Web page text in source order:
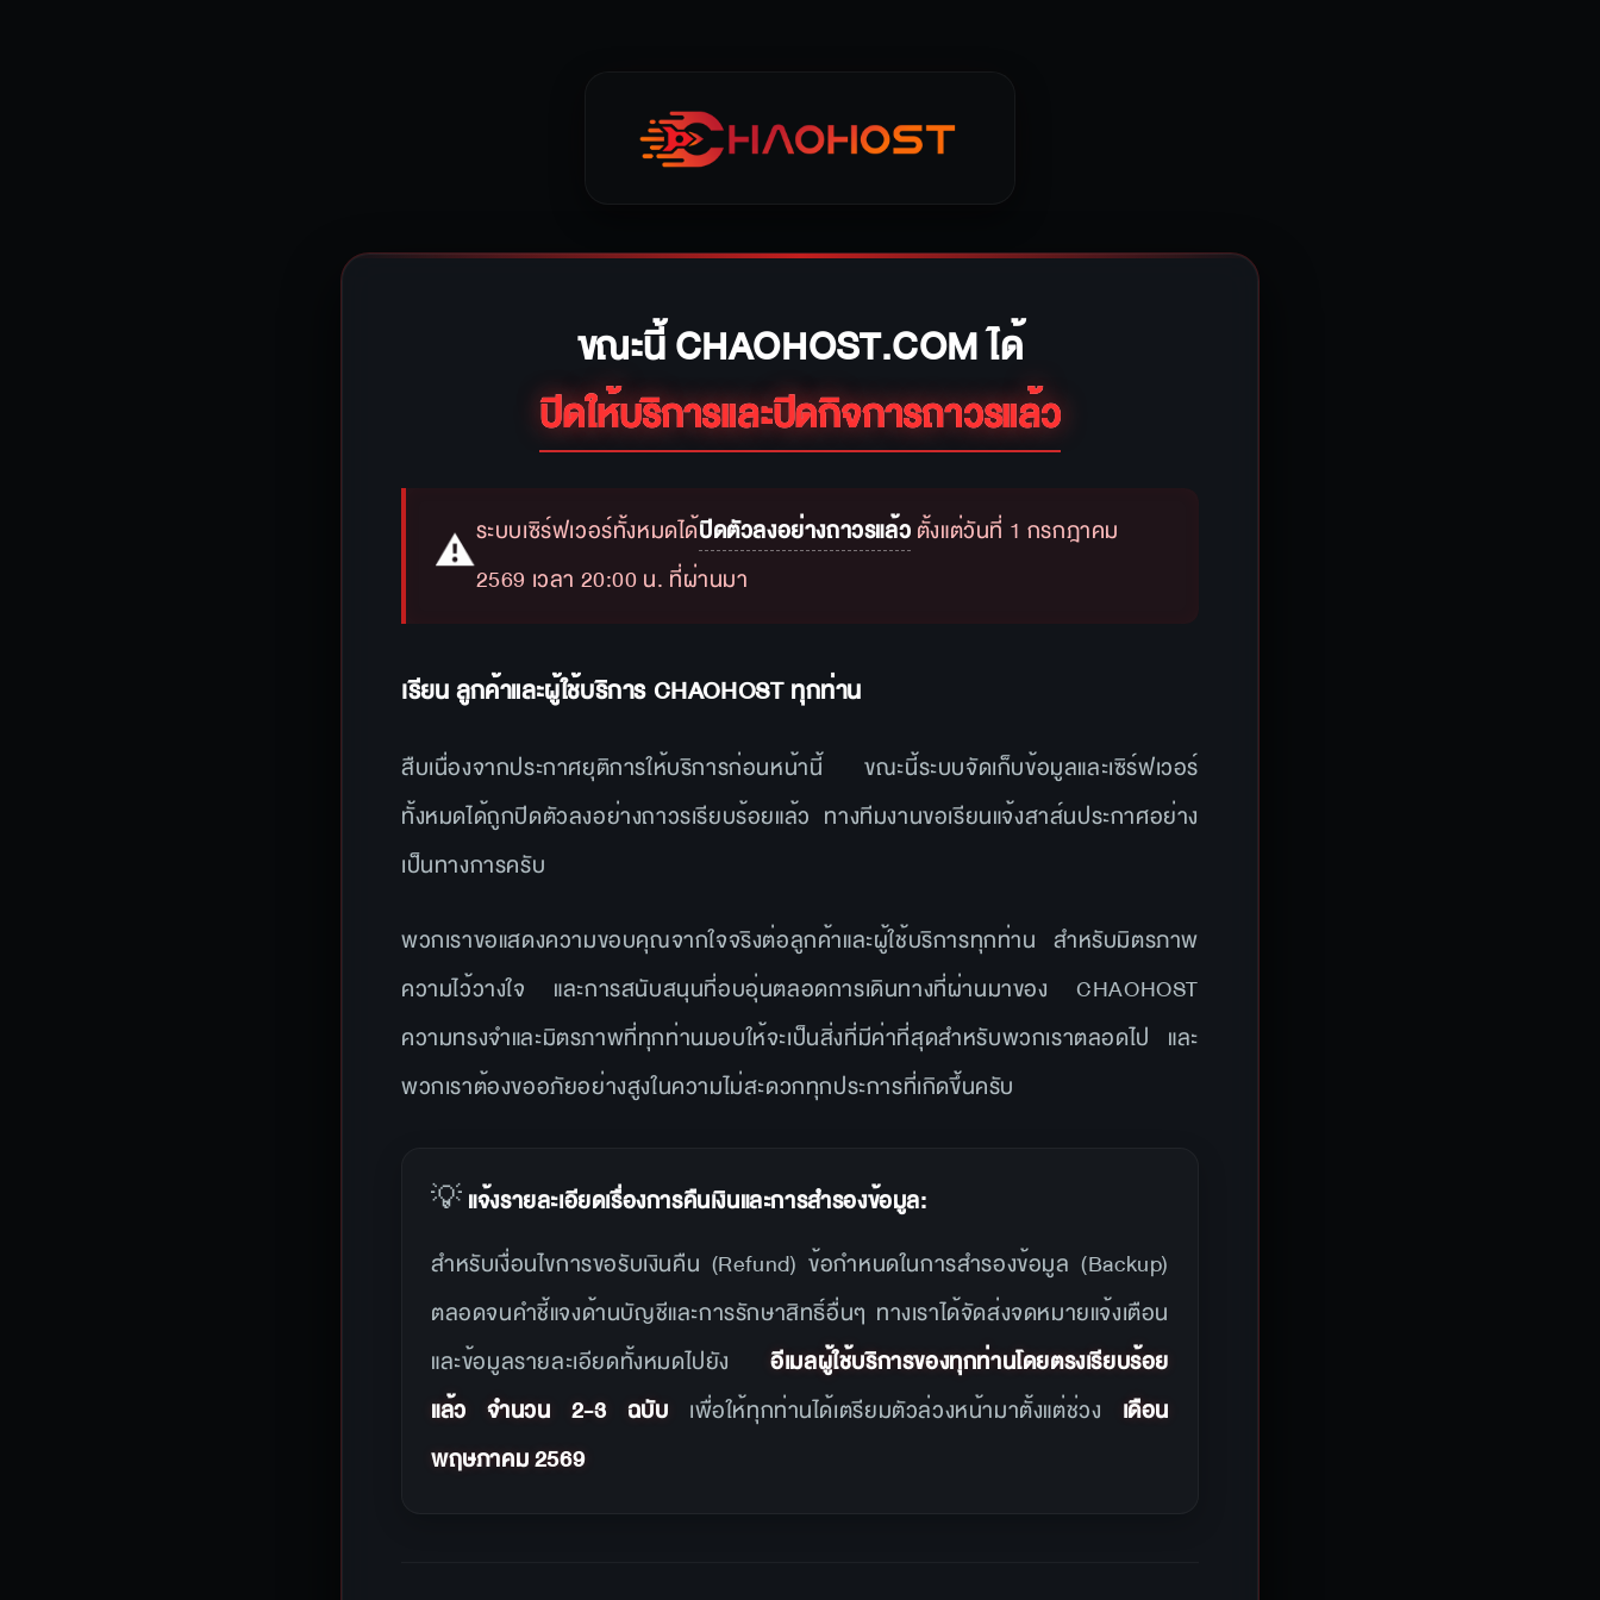
ขณะนี้ CHAOHOST.COM ได้
ปิดให้บริการและปิดกิจการถาวรแล้ว
⚠️
ระบบเซิร์ฟเวอร์ทั้งหมดได้ปิดตัวลงอย่างถาวรแล้วตั้งแต่วันที่ 1 กรกฎาคม
2569 เวลา 20:00 น. ที่ผ่านมา
เรียน ลูกค้าและผู้ใช้บริการ CHAOHOST ทุกท่าน
สืบเนื่องจากประกาศยุติการให้บริการก่อนหน้านี้ ขณะนี้ระบบจัดเก็บข้อมูลและเซิร์ฟเวอร์
ทั้งหมดได้ถูกปิดตัวลงอย่างถาวรเรียบร้อยแล้ว ทางทีมงานขอเรียนแจ้งสาส์นประกาศอย่าง
เป็นทางการครับ
พวกเราขอแสดงความขอบคุณจากใจจริงต่อลูกค้าและผู้ใช้บริการทุกท่าน สำหรับมิตรภาพ
ความไว้วางใจ และการสนับสนุนที่อบอุ่นตลอดการเดินทางที่ผ่านมาของ CHAOHOST
ความทรงจำและมิตรภาพที่ทุกท่านมอบให้จะเป็นสิ่งที่มีค่าที่สุดสำหรับพวกเราตลอดไป และ
พวกเราต้องขออภัยอย่างสูงในความไม่สะดวกทุกประการที่เกิดขึ้นครับ
💡แจ้งรายละเอียดเรื่องการคืนเงินและการสำรองข้อมูล:
สำหรับเงื่อนไขการขอรับเงินคืน (Refund) ข้อกำหนดในการสำรองข้อมูล (Backup)
ตลอดจนคำชี้แจงด้านบัญชีและการรักษาสิทธิ์อื่นๆ ทางเราได้จัดส่งจดหมายแจ้งเตือน
และข้อมูลรายละเอียดทั้งหมดไปยังอีเมลผู้ใช้บริการของทุกท่านโดยตรงเรียบร้อย
แล้ว จำนวน 2-3 ฉบับ เพื่อให้ทุกท่านได้เตรียมตัวล่วงหน้ามาตั้งแต่ช่วง เดือน
พฤษภาคม 2569